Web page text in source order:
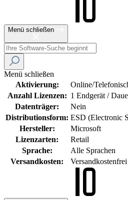
Menü schließen
Menü schließen
Aktivierung:
Online/
Anzahl Lizenzen: 1 Endgerät /
Datenträger:
Nein
Distributionsform: ESD (Electronic
Hersteller:
Microsoft
Lizenzarten:
Retail
Sprache:
Alle Sprachen
Versandkosten:
Versandkostenfrei